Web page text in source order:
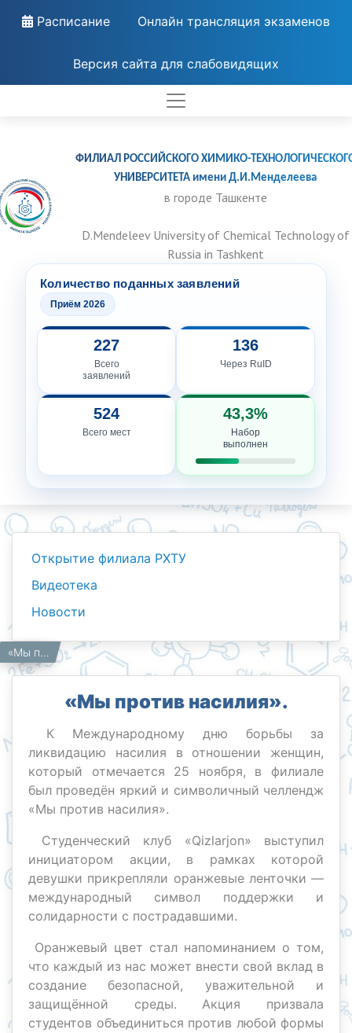
Расписание Онлайн трансляция экзаменов
Версия сайта для слабовидящих
ФИЛИАЛ РОССИЙСКОГО ХИМИКО-
УНИВЕРСИТЕТА имени Д.И.Менделеева
в городе Ташкенте
D.Mendeleev University of Chemical Technology of
Russia in Tashkent
Количество поданных заявлений
Приём 2026
227
Всего
заявлений
136
Через RuID
524
Всего мест
43,3%
Набор
выполнен
Открытие филиала РХТУ
Видеотека
Новости
Главная
Работникам
Новости «Мы против насилия».
«Мы против насилия».
К Международному дню борьбы за
ликвидацию насилия в отношении женщин,
который отмечается 25 ноября, в филиале
был проведён яркий и символичный челлендж
«Мы против насилия».
Студенческий клуб «Qizlarjon» выступил
инициатором акции, в рамках которой
девушки прикрепляли оранжевые ленточки —
международный символ поддержки и
солидарности с пострадавшими.
Оранжевый цвет стал напоминанием о том,
что каждый из нас может внести свой вклад в
создание безопасной, уважительной и
защищённой среды. Акция призвала
студентов объединиться против любой формы